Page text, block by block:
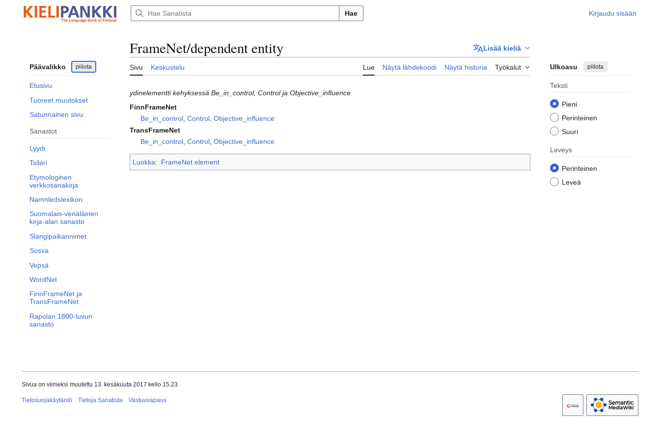
sisältöön
Hae Kirjaudu sisään
Päävalikko piilota
Etusivu
Tuoreet muutokset
Satunnainen sivu
Sanastot
Lyydi
Tsilari
Etymologinen
verkkosanakirja
Namnledslexikon
Suomalais-venäläinen
kirja-alan sanasto
Slangipaikannimet
Sosva
Vepsä
WordNet
FinnFrameNet ja
TransFrameNet
Rapolan 1800-luvun
sanasto
FrameNet/dependent entity Lisää kieliä
Sivu Keskustelu Lue Näytä lähdekoodi Näytä historia Työkalut Ulkoasu piilota
Teksti
Pieni
Perinteinen
Suuri
Leveys
Perinteinen
Leveä
ydinelementti kehyksessä Be_in_control, Control ja Objective_influence
FinnFrameNet
Be_in_control,Control,Objective_influence
TransFrameNet
Be_in_control,Control,Objective_influence
Luokka: FrameNet element
Sivua on viimeksi muutettu 13. kesäkuuta 2017 kello 15.23.
Tietosuojakäytäntö Tietoja Sanatista Vastuuvapaus